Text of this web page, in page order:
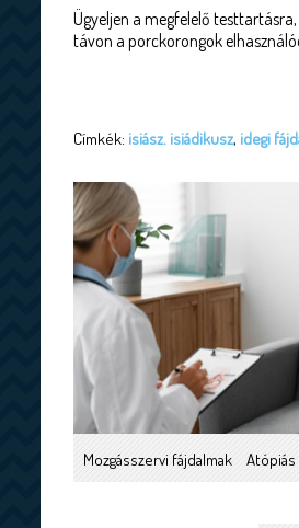
Ügyeljen a megfelelő
távon a porckorongok
Címkék: isiász. isiádikusz, idegi
Mozgásszervi fájdalmak